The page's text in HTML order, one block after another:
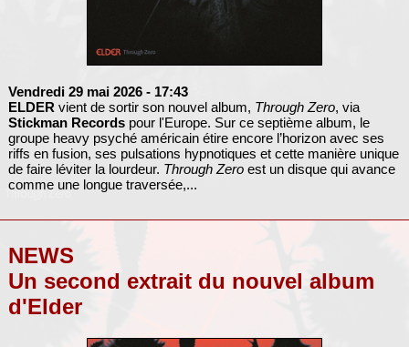
Vendredi 29 mai 2026 - 17:43
ELDERvient de sortir son nouvel album, Through Zero, via
Stickman Recordspour l'Europe. Sur ce septième album, le
groupe heavy psyché américain étire encore l’horizon avec ses
riffs en fusion, ses pulsations hypnotiques et cette manière unique
de faire léviter la lourdeur. Through Zeroest un disque qui avance
comme une longue traversée,...
NEWS
Un second extrait du nouvel album
d'Elder